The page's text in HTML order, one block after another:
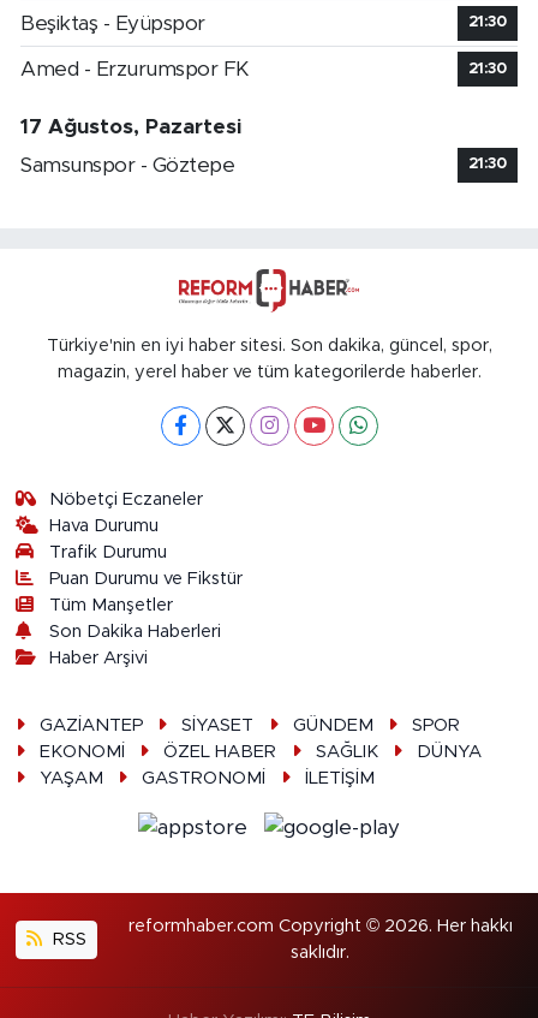
Beşiktaş - Eyüpspor 21:30
Amed - Erzurumspor FK 21:30
17 Ağustos, Pazartesi
Samsunspor - Göztepe
21:30
Türkiye'nin en iyi haber sitesi. Son dakika, güncel, spor,
magazin, yerel haber ve tüm kategorilerde haberler.
Nöbetçi Eczaneler
Hava Durumu
Trafik Durumu
Puan Durumu ve Fikstür
Tüm Manşetler
Son Dakika Haberleri
Haber Arşivi
GAZİANTEP SİYASET GÜNDEM
SPOR
EKONOMİ
ÖZEL HABER SAĞLIK
DÜNYA
YAŞAM
GASTRONOMİ İLETİŞİM
RSS
reformhaber.com Copyright © 2026. Her hakkı
saklıdır.